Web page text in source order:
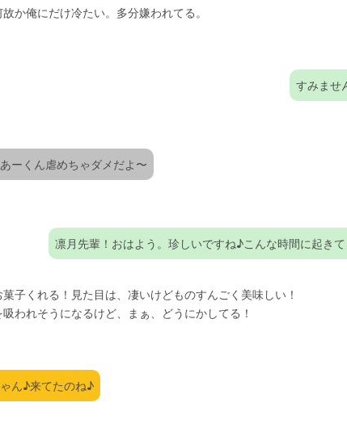
か俺にだけ冷たい。多分嫌われてる。
すみませ
ーくん虐めちゃダメだよ〜
凛月先輩！おはよう。珍しいですね♪こんな時間に起き
子くれる！見た目は、凄いけどものすんごく美味しい！
われそうになるけど、まぁ、どうにかしてる！
ん♪来てたのね♪